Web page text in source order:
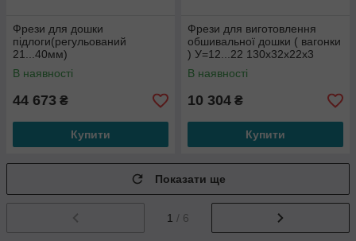
Фрези для дошки
підлоги(регульований
21...40мм)
160х40хВ=21...40х3+3
В наявності
44 673 ₴
Купити
Фрези для виготовлення
обшивальної дошки ( вагонки
) У=12...22 130х32х22х3
В наявності
10 304 ₴
Купити
Показати ще
1 / 6